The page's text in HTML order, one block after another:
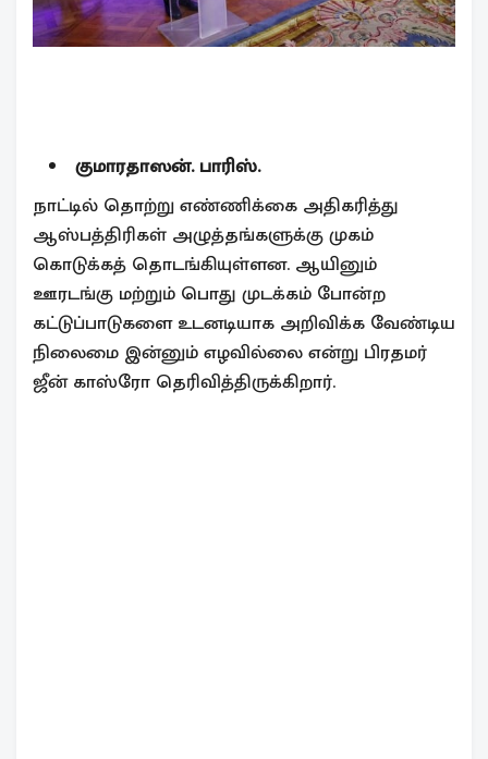
குமாரதாஸன். பாரிஸ்.
நாட்டில் தொற்று எண்ணிக்கை அதிகரித்து
ஆஸ்பத்திரிகள் அழுத்தங்களுக்கு முகம்
கொடுக்கத் தொடங்கியுள்ளன. ஆயினும்
ஊரடங்கு மற்றும் பொது முடக்கம் போன்ற
கட்டுப்பாடுகளை உடனடியாக அறிவிக்க வேண்டிய
நிலைமை இன்னும் எழவில்லை என்று பிரதமர்
ஜீன் காஸ்ரோ தெரிவித்திருக்கிறார்.